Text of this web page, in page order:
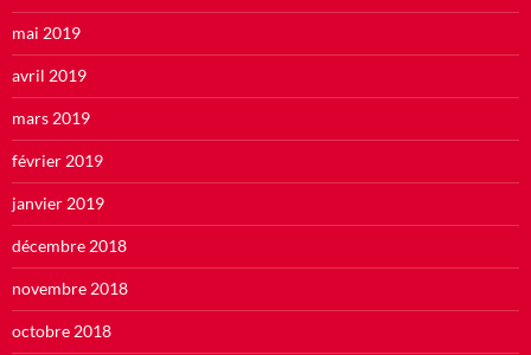
mai 2019
avril 2019
mars 2019
février 2019
janvier 2019
décembre 2018
novembre 2018
octobre 2018